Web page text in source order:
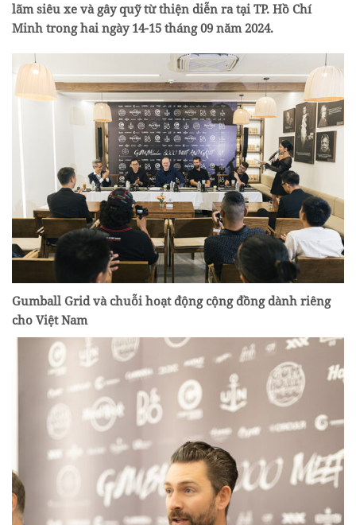
lãm siêu xe và gây quỹ từ thiện diễn ra tại TP. Hồ Chí
Minh trong hai ngày 14-15 tháng 09 năm 2024.
Gumball Grid và chuỗi hoạt động cộng đồng dành riêng
cho Việt Nam